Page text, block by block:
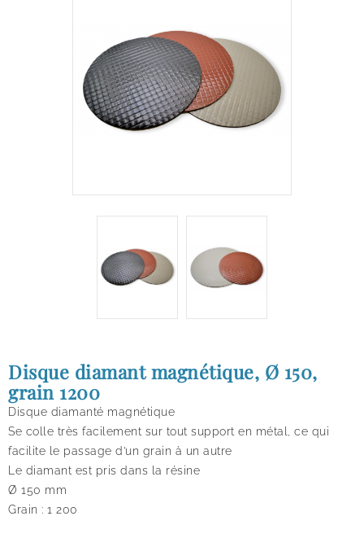
Disque diamant magnétique, Ø 150,
grain 1200
Disque diamanté magnétique
Se colle très facilement sur tout support en métal,
ce qui
facilite le passage d’un grain à un autre
Le diamant est pris dans la résine
Ø 150 mm
Grain : 1 200